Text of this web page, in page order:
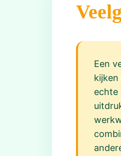
Een
echte